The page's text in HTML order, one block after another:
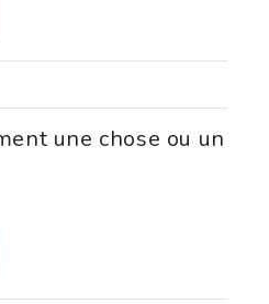
une chose ou un